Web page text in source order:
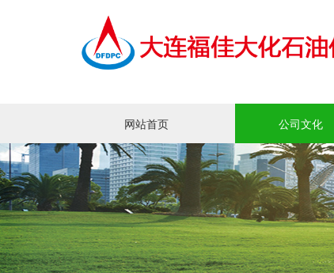
网站首页 公司文化
企业理念
企业愿景
员工活动
品牌宣传